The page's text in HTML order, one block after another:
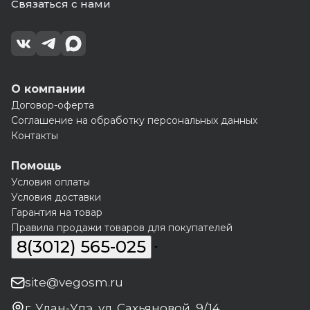
Связаться с нами
О компании
Договор-оферта
Соглашение на обработку персональных данных
Контакты
Помощь
Условия оплаты
Условия доставки
Гарантия на товар
Правила продажи товаров для покупателей
8(3012) 565-025
site@vegosm.ru